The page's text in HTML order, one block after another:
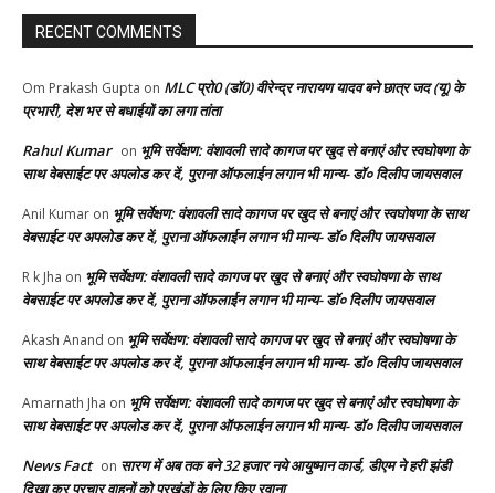
RECENT COMMENTS
Om Prakash Gupta on MLC प्रो0 (डॉ0) वीरेन्द्र नारायण यादव बने छात्र जद (यू) के
प्रभारी, देश भर से बधाईयों का लगा तांता
Rahul Kumar on भूमि सर्वेक्षण: वंशावली सादे कागज पर खुद से बनाएं और स्वघोषणा के
साथ वेबसाईट पर अपलोड कर दें, पुराना ऑफलाईन लगान भी मान्य- डॉ० दिलीप जायसवाल
Anil Kumar on भूमि सर्वेक्षण: वंशावली सादे कागज पर खुद से बनाएं और स्वघोषणा के साथ
वेबसाईट पर अपलोड कर दें, पुराना ऑफलाईन लगान भी मान्य- डॉ० दिलीप जायसवाल
R k Jha on भूमि सर्वेक्षण: वंशावली सादे कागज पर खुद से बनाएं और स्वघोषणा के साथ
वेबसाईट पर अपलोड कर दें, पुराना ऑफलाईन लगान भी मान्य- डॉ० दिलीप जायसवाल
Akash Anand on भूमि सर्वेक्षण: वंशावली सादे कागज पर खुद से बनाएं और स्वघोषणा के
साथ वेबसाईट पर अपलोड कर दें, पुराना ऑफलाईन लगान भी मान्य- डॉ० दिलीप जायसवाल
Amarnath Jha on भूमि सर्वेक्षण: वंशावली सादे कागज पर खुद से बनाएं और स्वघोषणा के
साथ वेबसाईट पर अपलोड कर दें, पुराना ऑफलाईन लगान भी मान्य- डॉ० दिलीप जायसवाल
News Fact on सारण में अब तक बने 32 हजार नये आयुष्मान कार्ड, डीएम ने हरी झंडी
दिखा कर प्रचार वाहनों को प्रखंडों के लिए किए रवाना